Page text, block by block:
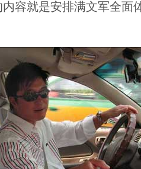
容就是安排满文军全面